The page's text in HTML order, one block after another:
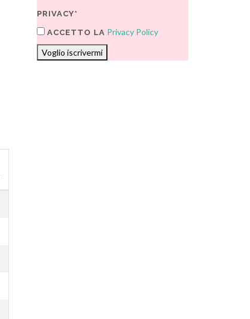
PRIVACY*
ACCETTO LA Privacy Policy
Voglio iscrivermi